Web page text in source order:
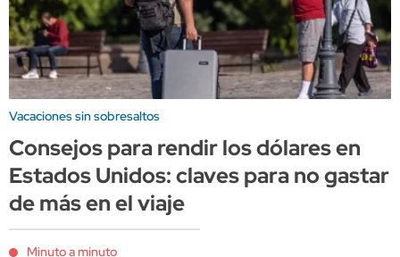
Vacaciones sin sobresaltos
Consejos para rendir los dólares en
Estados Unidos: claves para no gastar
de más en el viaje
Minuto a minuto